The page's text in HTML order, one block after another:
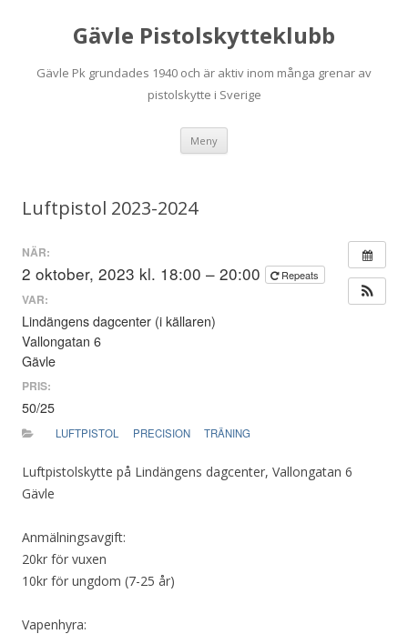
Gävle Pistolskytteklubb
Gävle Pk grundades 1940 och är aktiv inom många grenar av
pistolskytte i Sverige
Meny
Luftpistol 2023-2024
NÄR:
2 oktober, 2023 kl. 18:00 – 20:00 Repeats
VAR:
Lindängens dagcenter (i källaren)
Vallongatan 6
Gävle
PRIS:
50/25
LUFTPISTOL PRECISION TRÄNING
Luftpistolskytte på Lindängens dagcenter, Vallongatan 6
Gävle
Anmälningsavgift:
20kr för vuxen
10kr för ungdom (7-25 år)
Vapenhyra: